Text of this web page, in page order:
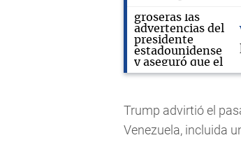
Trump advirtió el
Venezuela, incluida